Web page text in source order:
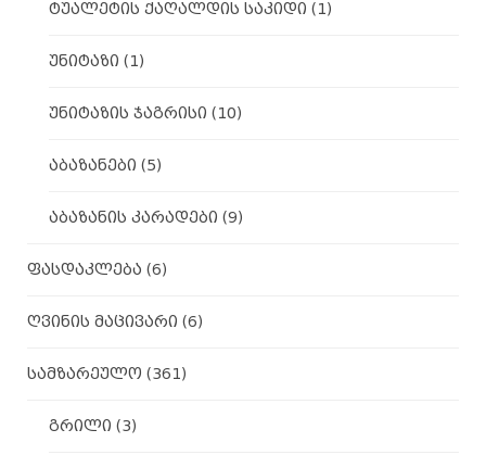
ტუალეტის ქაღალდის საკიდი (1)
უნიტაზი (1)
უნიტაზის ჯაგრისი (10)
აბაზანები (5)
აბაზანის კარადები (9)
ფასდაკლება (6)
ღვინის მაცივარი (6)
სამზარეულო (361)
გრილი (3)